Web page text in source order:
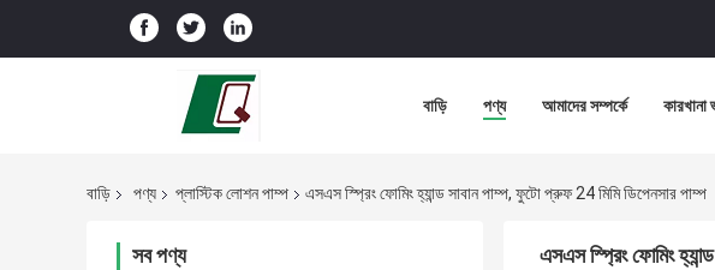
বাড়ি পণ্য আমাদের সম্পর্কে কারখানা
বাড়ি পণ্য প্লাস্টিক লোশন পাম্প এসএস স্প্রিং ফোমিং হ্যান্ড সাবান পাম্প, ফুটো প্রুফ 24 মিমি ডিপেনসার পাম্প
সব পণ্য এসএস স্প্রিং ফোমিং